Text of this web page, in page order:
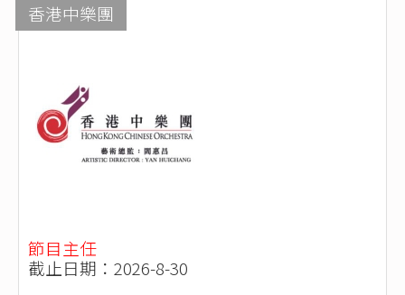
香港中樂團
節目主任
截止日期：2026-8-30